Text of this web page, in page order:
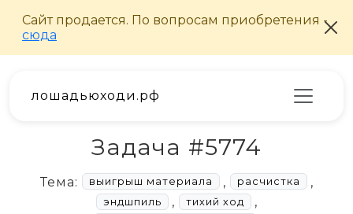
лошадьюходи.рф
Задача #5774
Тема: выигрыш материала , расчистка ,
эндшпиль , тихий ход ,